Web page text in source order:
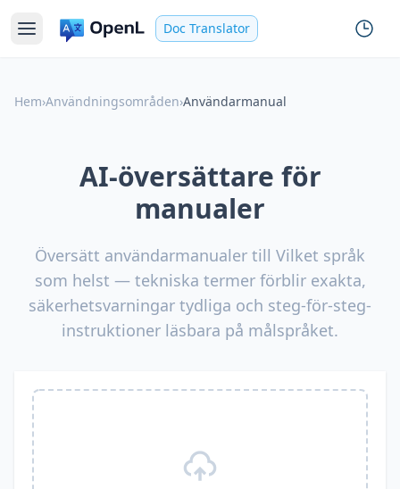
Doc Translator
Hem›Användningsområden›Användarmanual
AI-översättare för
manualer
Översätt användarmanualer till Vilket språk
som helst — tekniska termer förblir exakta,
säkerhetsvarningar tydliga och steg-för-steg-
instruktioner läsbara på målspråket.